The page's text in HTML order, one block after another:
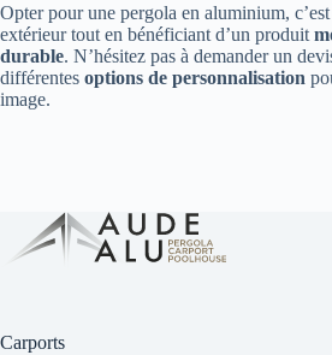
Opter pour une pergola en aluminium,
extérieur tout en bénéficiant d’un produit
durable. N’hésitez pas à demander un
différentes options de personnalisation
image.
Carports